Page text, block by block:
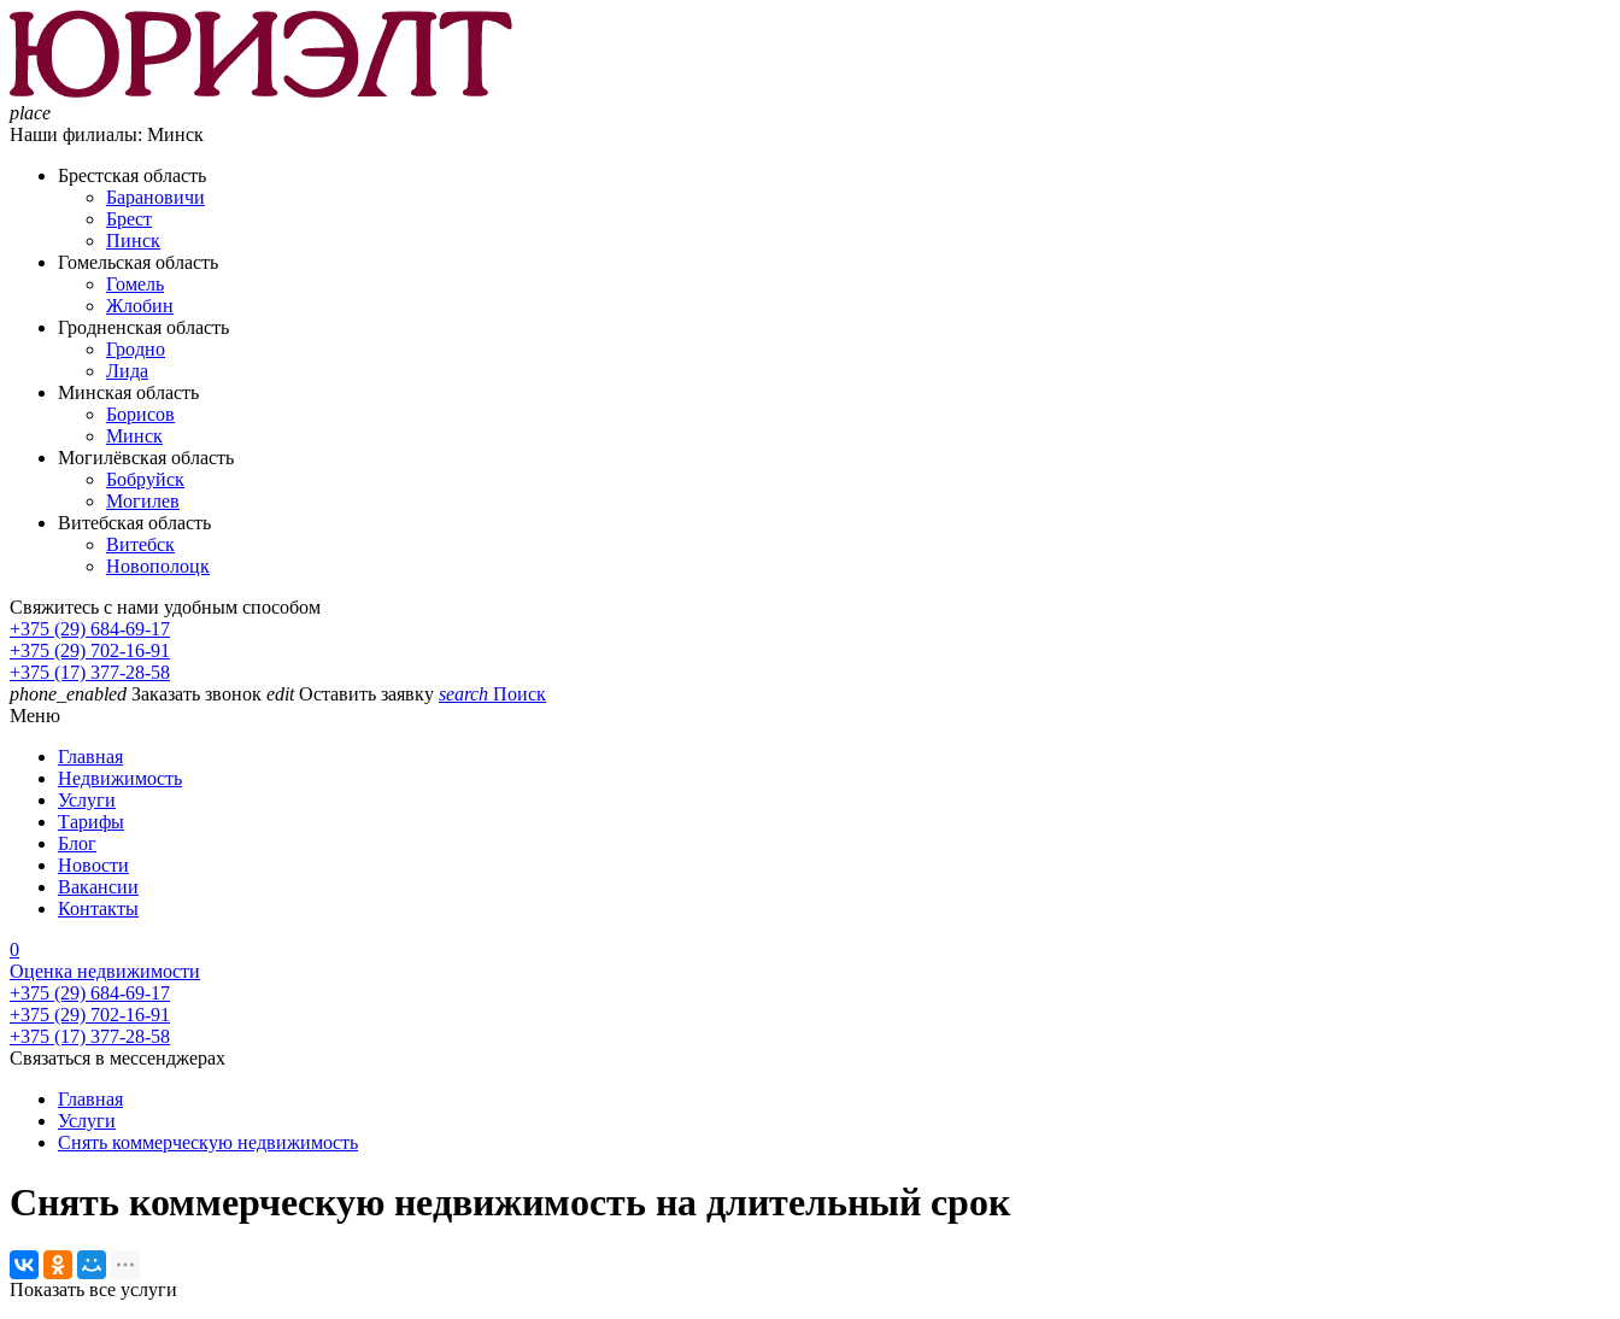
place
Наши филиалы: Минск
Брестская область
Барановичи
Брест
Пинск
Гомельская область
Гомель
Жлобин
Гродненская область
Гродно
Лида
Минская область
Борисов
Минск
Могилёвская область
Бобруйск
Могилев
Витебская область
Витебск
Новополоцк
Свяжитесь с нами удобным способом
+375 (29) 684-69-17
+375 (29) 702-16-91
+375 (17) 377-28-58
phone_enabled Заказать звонок edit Оставить заявку search Поиск
Меню
Главная
Недвижимость
Услуги
Тарифы
Блог
Новости
Вакансии
Контакты
0
Оценка недвижимости
+375 (29) 684-69-17
+375 (29) 702-16-91
+375 (17) 377-28-58
Связаться в мессенджерах
Главная
Услуги
Снять коммерческую недвижимость
Снять коммерческую недвижимость на длительный срок
Показать все услуги